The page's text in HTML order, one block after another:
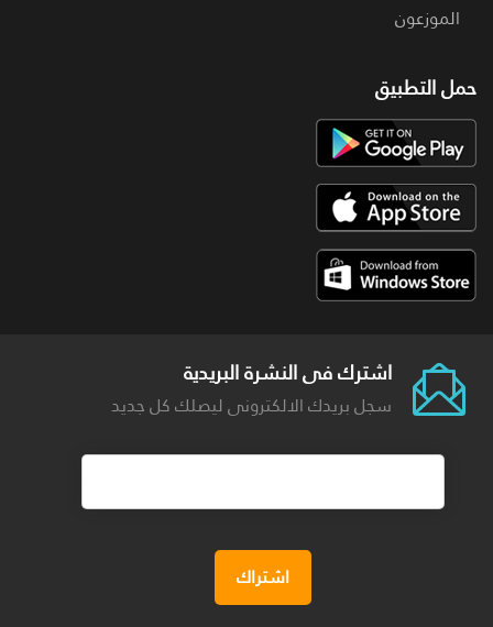
الموزعون
حمل التطبيق
اشترك فى النشرة البريدية
سجل بريدك الالكترونى ليصلك كل جديد